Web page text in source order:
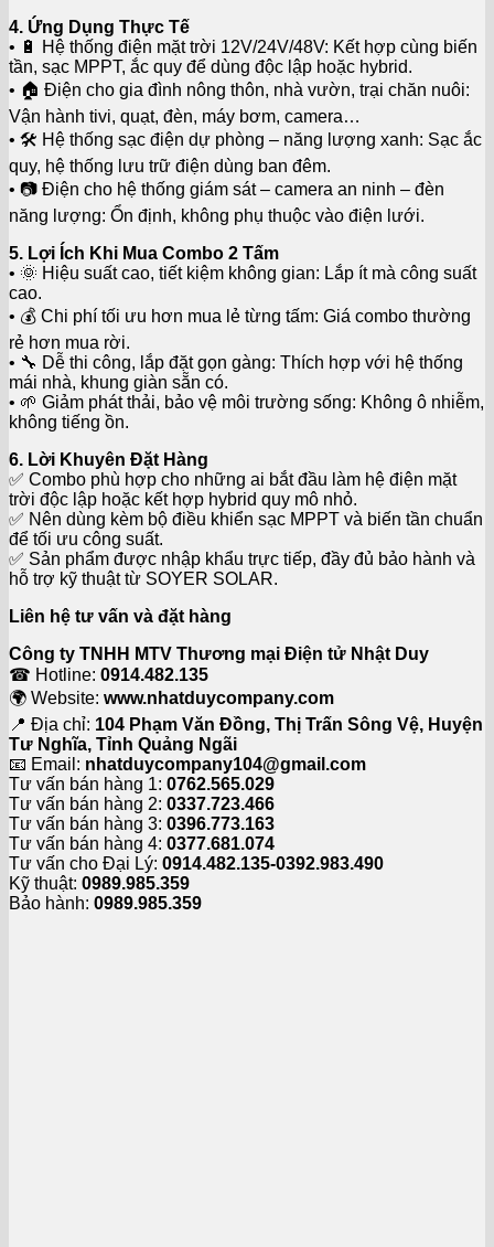
4. Ứng Dụng Thực Tế
• 🔋 Hệ thống điện mặt trời 12V/24V/48V: Kết hợp cùng biến
tần, sạc MPPT, ắc quy để dùng độc lập hoặc hybrid.
• 🏠 Điện cho gia đình nông thôn, nhà vườn, trại chăn nuôi:
Vận hành tivi, quạt, đèn, máy bơm, camera…
• 🛠️ Hệ thống sạc điện dự phòng – năng lượng xanh: Sạc ắc
quy, hệ thống lưu trữ điện dùng ban đêm.
• 📷 Điện cho hệ thống giám sát – camera an ninh – đèn
năng lượng: Ổn định, không phụ thuộc vào điện lưới.
5. Lợi Ích Khi Mua Combo 2 Tấm
• 🌞 Hiệu suất cao, tiết kiệm không gian: Lắp ít mà công suất
cao.
• 💰 Chi phí tối ưu hơn mua lẻ từng tấm: Giá combo thường
rẻ hơn mua rời.
• 🔧 Dễ thi công, lắp đặt gọn gàng: Thích hợp với hệ thống
mái nhà, khung giàn sẵn có.
• 🌱 Giảm phát thải, bảo vệ môi trường sống: Không ô nhiễm,
không tiếng ồn.
6. Lời Khuyên Đặt Hàng
✅ Combo phù hợp cho những ai bắt đầu làm hệ điện mặt
trời độc lập hoặc kết hợp hybrid quy mô nhỏ.
✅ Nên dùng kèm bộ điều khiển sạc MPPT và biến tần chuẩn
để tối ưu công suất.
✅ Sản phẩm được nhập khẩu trực tiếp, đầy đủ bảo hành và
hỗ trợ kỹ thuật từ SOYER SOLAR.
Liên hệ tư vấn và đặt hàng
Công ty TNHH MTV Thương mại Điện tử Nhật Duy
☎ Hotline: 0914.482.135
🌍 Website: www.nhatduycompany.com
📍 Địa chỉ: 104 Phạm Văn Đồng, Thị Trấn Sông Vệ, Huyện
Tư Nghĩa, Tỉnh Quảng Ngãi
📧 Email: nhatduycompany104@gmail.com
Tư vấn bán hàng 1: 0762.565.029
Tư vấn bán hàng 2: 0337.723.466
Tư vấn bán hàng 3: 0396.773.163
Tư vấn bán hàng 4: 0377.681.074
Tư vấn cho Đại Lý: 0914.482.135-0392.983.490
Kỹ thuật: 0989.985.359
Bảo hành: 0989.985.359